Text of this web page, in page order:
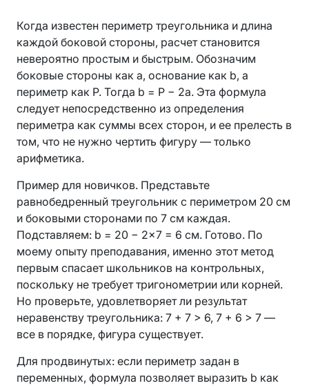
Когда известен периметр треугольника и длина
каждой боковой стороны, расчет становится
невероятно простым и быстрым. Обозначим
боковые стороны как a, основание как b, а
периметр как P. Тогда b = P − 2a. Эта формула
следует непосредственно из определения
периметра как суммы всех сторон, и ее прелесть в
том, что не нужно чертить фигуру — только
арифметика.
Пример для новичков. Представьте
равнобедренный треугольник с периметром 20 см
и боковыми сторонами по 7 см каждая.
Подставляем: b = 20 − 2×7 = 6 см. Готово. По
моему опыту преподавания, именно этот метод
первым спасает школьников на контрольных,
поскольку не требует тригонометрии или корней.
Но проверьте, удовлетворяет ли результат
неравенству треугольника: 7 + 7 > 6, 7 + 6 > 7 —
все в порядке, фигура существует.
Для продвинутых: если периметр задан в
переменных, формула позволяет выразить b как